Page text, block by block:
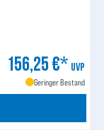
156,25 €* UVP
Geringer Bestand